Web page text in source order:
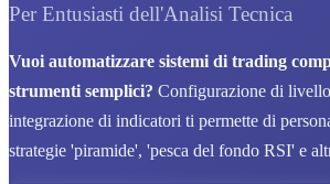
Per Entusiasti dell'Analisi Tecnica
Vuoi automatizzare sistemi di trading
strumenti semplici? Configurazione di
integrazione di indicatori ti permette di
strategie 'piramide', 'pesca del fondo RSI' e